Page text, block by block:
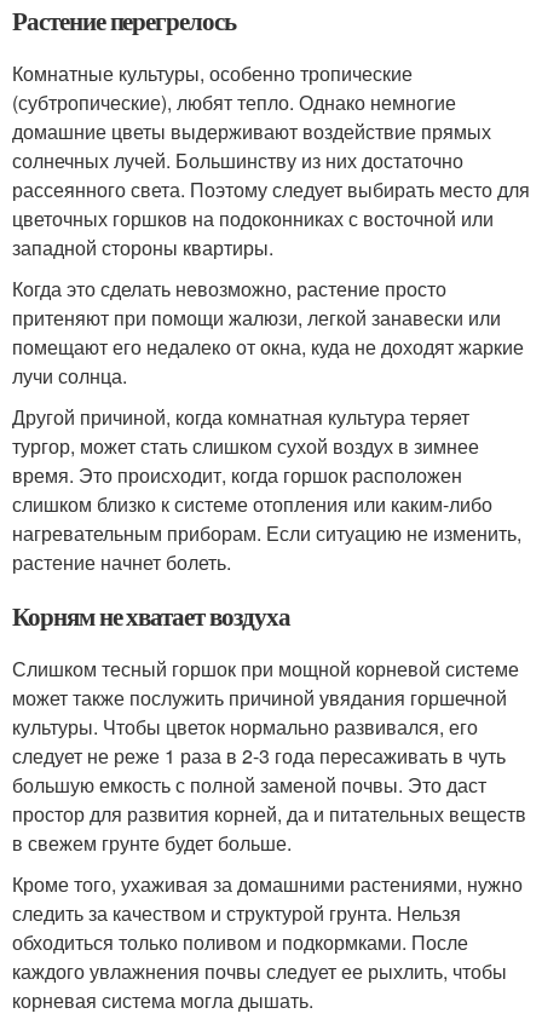
Растение перегрелось
Комнатные культуры, особенно тропические
(субтропические), любят тепло. Однако немногие
домашние цветы выдерживают воздействие прямых
солнечных лучей. Большинству из них достаточно
рассеянного света. Поэтому следует выбирать место для
цветочных горшков на подоконниках с восточной или
западной стороны квартиры.
Когда это сделать невозможно, растение просто
притеняют при помощи жалюзи, легкой занавески или
помещают его недалеко от окна, куда не доходят жаркие
лучи солнца.
Другой причиной, когда комнатная культура теряет
тургор, может стать слишком сухой воздух в зимнее
время. Это происходит, когда горшок расположен
слишком близко к системе отопления или каким-либо
нагревательным приборам. Если ситуацию не изменить,
растение начнет болеть.
Корням не хватает воздуха
Слишком тесный горшок при мощной корневой системе
может также послужить причиной увядания горшечной
культуры. Чтобы цветок нормально развивался, его
следует не реже 1 раза в 2-3 года пересаживать в чуть
большую емкость с полной заменой почвы. Это даст
простор для развития корней, да и питательных веществ
в свежем грунте будет больше.
Кроме того, ухаживая за домашними растениями, нужно
следить за качеством и структурой грунта. Нельзя
обходиться только поливом и подкормками. После
каждого увлажнения почвы следует ее рыхлить, чтобы
корневая система могла дышать.